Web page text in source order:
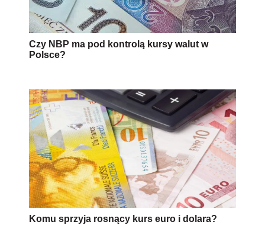
Czy NBP ma pod kontrolą kursy walut w
Polsce?
Komu sprzyja rosnący kurs euro i dolara?